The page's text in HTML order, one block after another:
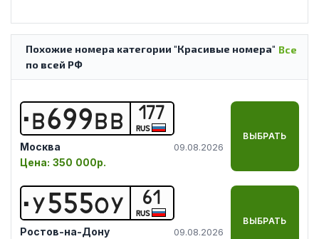
Все
Похожие номера категории "Красивые номера"
по всей РФ
В699ВВ 177
RUS
Москва 09.08.2026
Цена: 350 000р.
ВЫБРАТЬ
У555ОУ 61
RUS
Ростов-на-Дону 09.08.2026
ВЫБРАТЬ